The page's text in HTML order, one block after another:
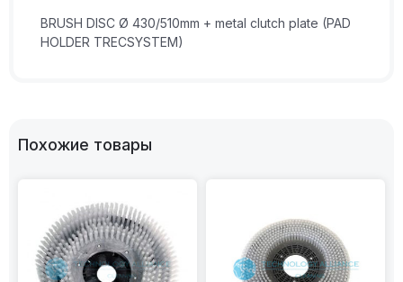
BRUSH DISC Ø 430/510mm + metal clutch plate (PAD
HOLDER TRECSYSTEM)
Похожие товары